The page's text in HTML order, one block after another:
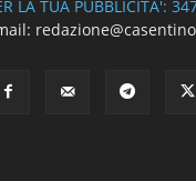
LA TUA PUBBLICITA':